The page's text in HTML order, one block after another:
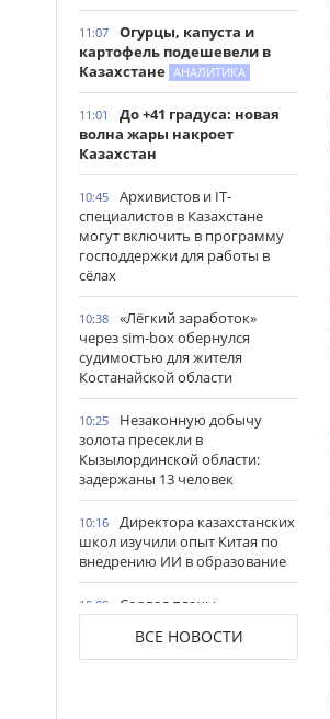
11:07
Огурцы, капуста и
картофель подешевели в
Казахстане АНАЛИТИКА
11:01
До +41 градуса: новая
волна жары накроет
Казахстан
10:45
Архивистов и IT-
специалистов в Казахстане
могут включить в программу
господдержки для работы в
сёлах
10:38
«Лёгкий заработок»
через sim-box обернулся
судимостью для жителя
Костанайской области
10:25
Незаконную добычу
золота пресекли в
Кызылординской области:
задержаны 13 человек
10:16
Директора казахстанских
школ изучили опыт Китая по
внедрению ИИ в образование
10:08
Сорвал планы
спас пенсионерку от потери
более 1,5 млн тг
ВСЕ НОВОСТИ